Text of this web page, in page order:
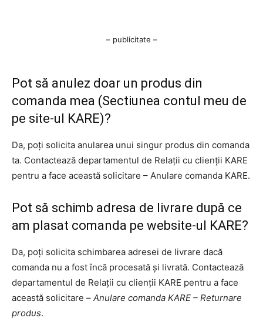
– publicitate –
Pot să anulez doar un produs din
comanda mea (Sectiunea contul meu de
pe site-ul KARE)?
Da, poți solicita anularea unui singur produs din comanda
ta. Contactează departamentul de Relații cu clienții KARE
pentru a face această solicitare – Anulare comanda KARE.
Pot să schimb adresa de livrare după ce
am plasat comanda pe website-ul KARE?
Da, poți solicita schimbarea adresei de livrare dacă
comanda nu a fost încă procesată și livrată. Contactează
departamentul de Relații cu clienții KARE pentru a face
această solicitare – Anulare comanda KARE – Returnare
produs.